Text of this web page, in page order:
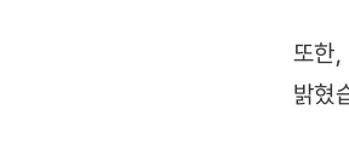
또한,
밝혔